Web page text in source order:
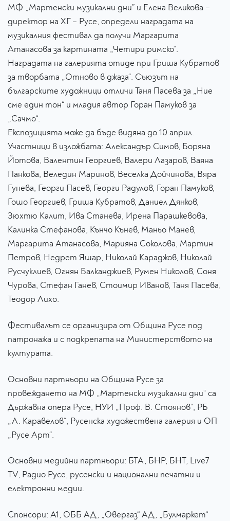
МФ „Мартенски музикални дни” и Елена Великова –
директор на ХГ – Русе, определи наградата на
музикалния фестивал да получи Маргарита
Атанасова за картината „Четири римско“.
Наградата на галерията отиде при Гриша Кубратов
за творбата „Отново в джаза“. Съюзът на
българските художници отличи Таня Пасева за „Ние
сме един тон“ и младия автор Горан Памуков за
„Сачмо“.
Експозицията може да бъде видяна до 10 април.
Участници в изложбата: Александър Симов, Боряна
Йотова, Валентин Георгиев, Валери Лазаров, Ваяна
Панкова, Веледин Маринов, Веселка Дойчинова, Вяра
Гунева, Георги Пасев, Георги Радулов, Горан Памуков,
Гошо Георгиев, Гриша Кубратов, Даниел Дянков,
Зюхтю Калит, Ива Станева, Ирена Парашкевова,
Калинка Стефанова, Кънчо Кънев, Маньо Манев,
Маргарита Атанасова, Марияна Соколова, Мартин
Петров, Недрет Яшар, Николай Караджов, Николай
Русчуклиев, Огнян Балканджиев, Румен Николов, Соня
Чурова, Стефан Ганев, Стоимир Иванов, Таня Пасева,
Теодор Лихо.
Фестивалът се организира от Община Русе под
патронажа и с подкрепата на Министерството на
културата.
Основни партньори на Община Русе за
провеждането на МФ „Мартенски музикални дни“ са
Държавна опера Русе, НУИ „Проф. В. Стоянов“, РБ
„Л. Каравелов“, Русенска художествена галерия и ОП
„Русе Арт“.
Основни медийни партньори: БТА, БНР, БНТ, Live7
TV, Радио Русе, русенски и национални печатни и
електронни медии.
Спонсори: А1, ОББ АД, „Овергаз“ АД, „Булмаркет“